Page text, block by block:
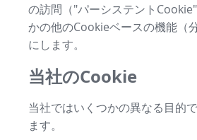
の訪問（"パーシステント
かの他のCookieベースの機能（
にします。
当社のCookie
当社ではいくつかの異なる目的
ます。